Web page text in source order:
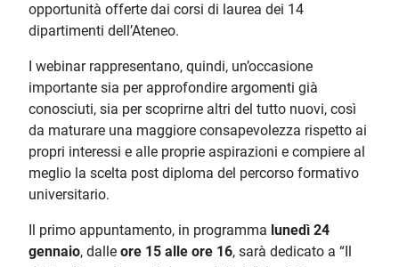
opportunità offerte dai corsi di laurea dei 14
dipartimenti dell’Ateneo.
I webinar rappresentano, quindi, un’occasione
importante sia per approfondire argomenti già
conosciuti, sia per scoprirne altri del tutto nuovi, così
da maturare una maggiore consapevolezza rispetto ai
propri interessi e alle proprie aspirazioni e compiere al
meglio la scelta post diploma del percorso formativo
universitario.
Il primo appuntamento, in programma lunedì 24
gennaio, dalle ore 15 alle ore 16, sarà dedicato a “Il